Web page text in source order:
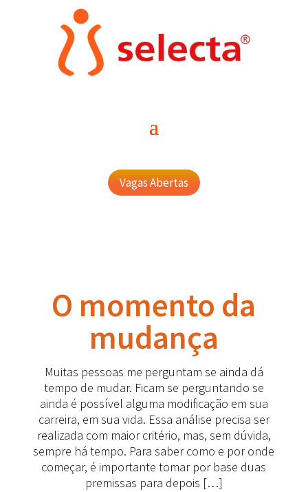
Vagas Abertas
O momento da
mudança
Muitas pessoas me perguntam se ainda dá
tempo de mudar. Ficam se perguntando se
ainda é possível alguma modificação em sua
carreira, em sua vida. Essa análise precisa ser
realizada com maior critério, mas, sem dúvida,
sempre há tempo. Para saber como e por onde
começar, é importante tomar por base duas
premissas para depois […]